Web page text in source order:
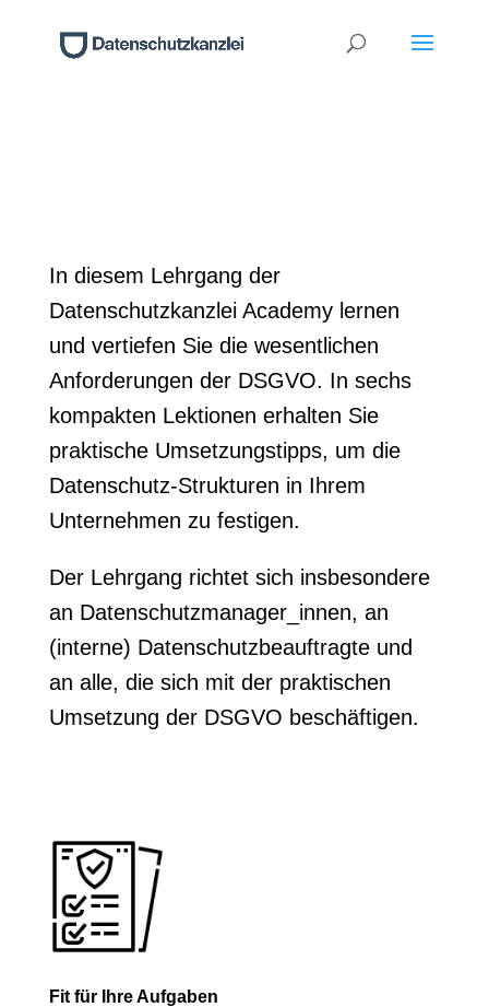
In diesem Lehrgang der
Datenschutzkanzlei Academy lernen
und vertiefen Sie die wesentlichen
Anforderungen der DSGVO. In sechs
kompakten Lektionen erhalten Sie
praktische Umsetzungstipps, um die
Datenschutz-Strukturen in Ihrem
Unternehmen zu festigen.
Der Lehrgang richtet sich insbesondere
an Datenschutzmanager_innen, an
(interne) Datenschutzbeauftragte und
an alle, die sich mit der praktischen
Umsetzung der DSGVO beschäftigen.
Fit für Ihre Aufgaben